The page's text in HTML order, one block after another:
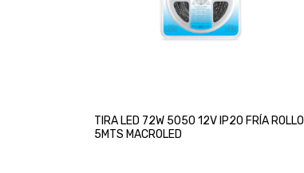
TIRA LED 72W 5050 12V IP20 FRÍA ROLLO
5MTS MACROLED